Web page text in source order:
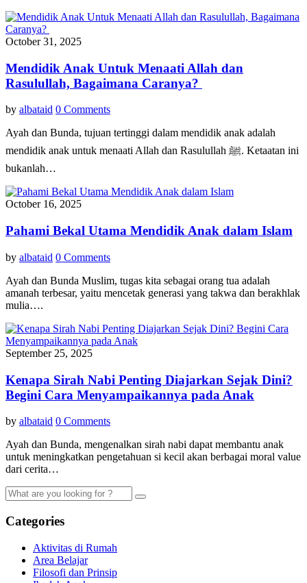
October 31, 2025
Mendidik Anak Untuk Menaati Allah dan
Rasulullah, Bagaimana Caranya?
by albataid 0 Comments
Ayah dan Bunda, tujuan tertinggi dalam mendidik anak adalah
mendidik anak untuk menaati Allah dan Rasulullah ﷺ. Ketaatan ini
bukanlah…
October 16, 2025
Pahami Bekal Utama Mendidik Anak dalam Islam
by albataid 0 Comments
Ayah dan Bunda Muslim, tugas kita sebagai orang tua adalah
amanah terbesar, yaitu mencetak generasi yang takwa dan berakhlak
mulia….
September 25, 2025
Kenapa Sirah Nabi Penting Diajarkan Sejak Dini?
Begini Cara Menyampaikannya pada Anak
by albataid 0 Comments
Ayah dan Bunda, mengenalkan sirah nabi dapat membantu anak
untuk meningkatkan pengetahuan si kecil akan berbagai moral value
dari cerita…
Categories
Aktivitas di Rumah
Area Belajar
Filosofi dan Prinsip